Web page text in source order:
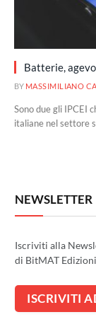
Batterie,
BY MASSIMILIANO
Sono due gli IPCEI
italiane nel settore
NEWSLETTER
Iscriviti alla
di BitMAT